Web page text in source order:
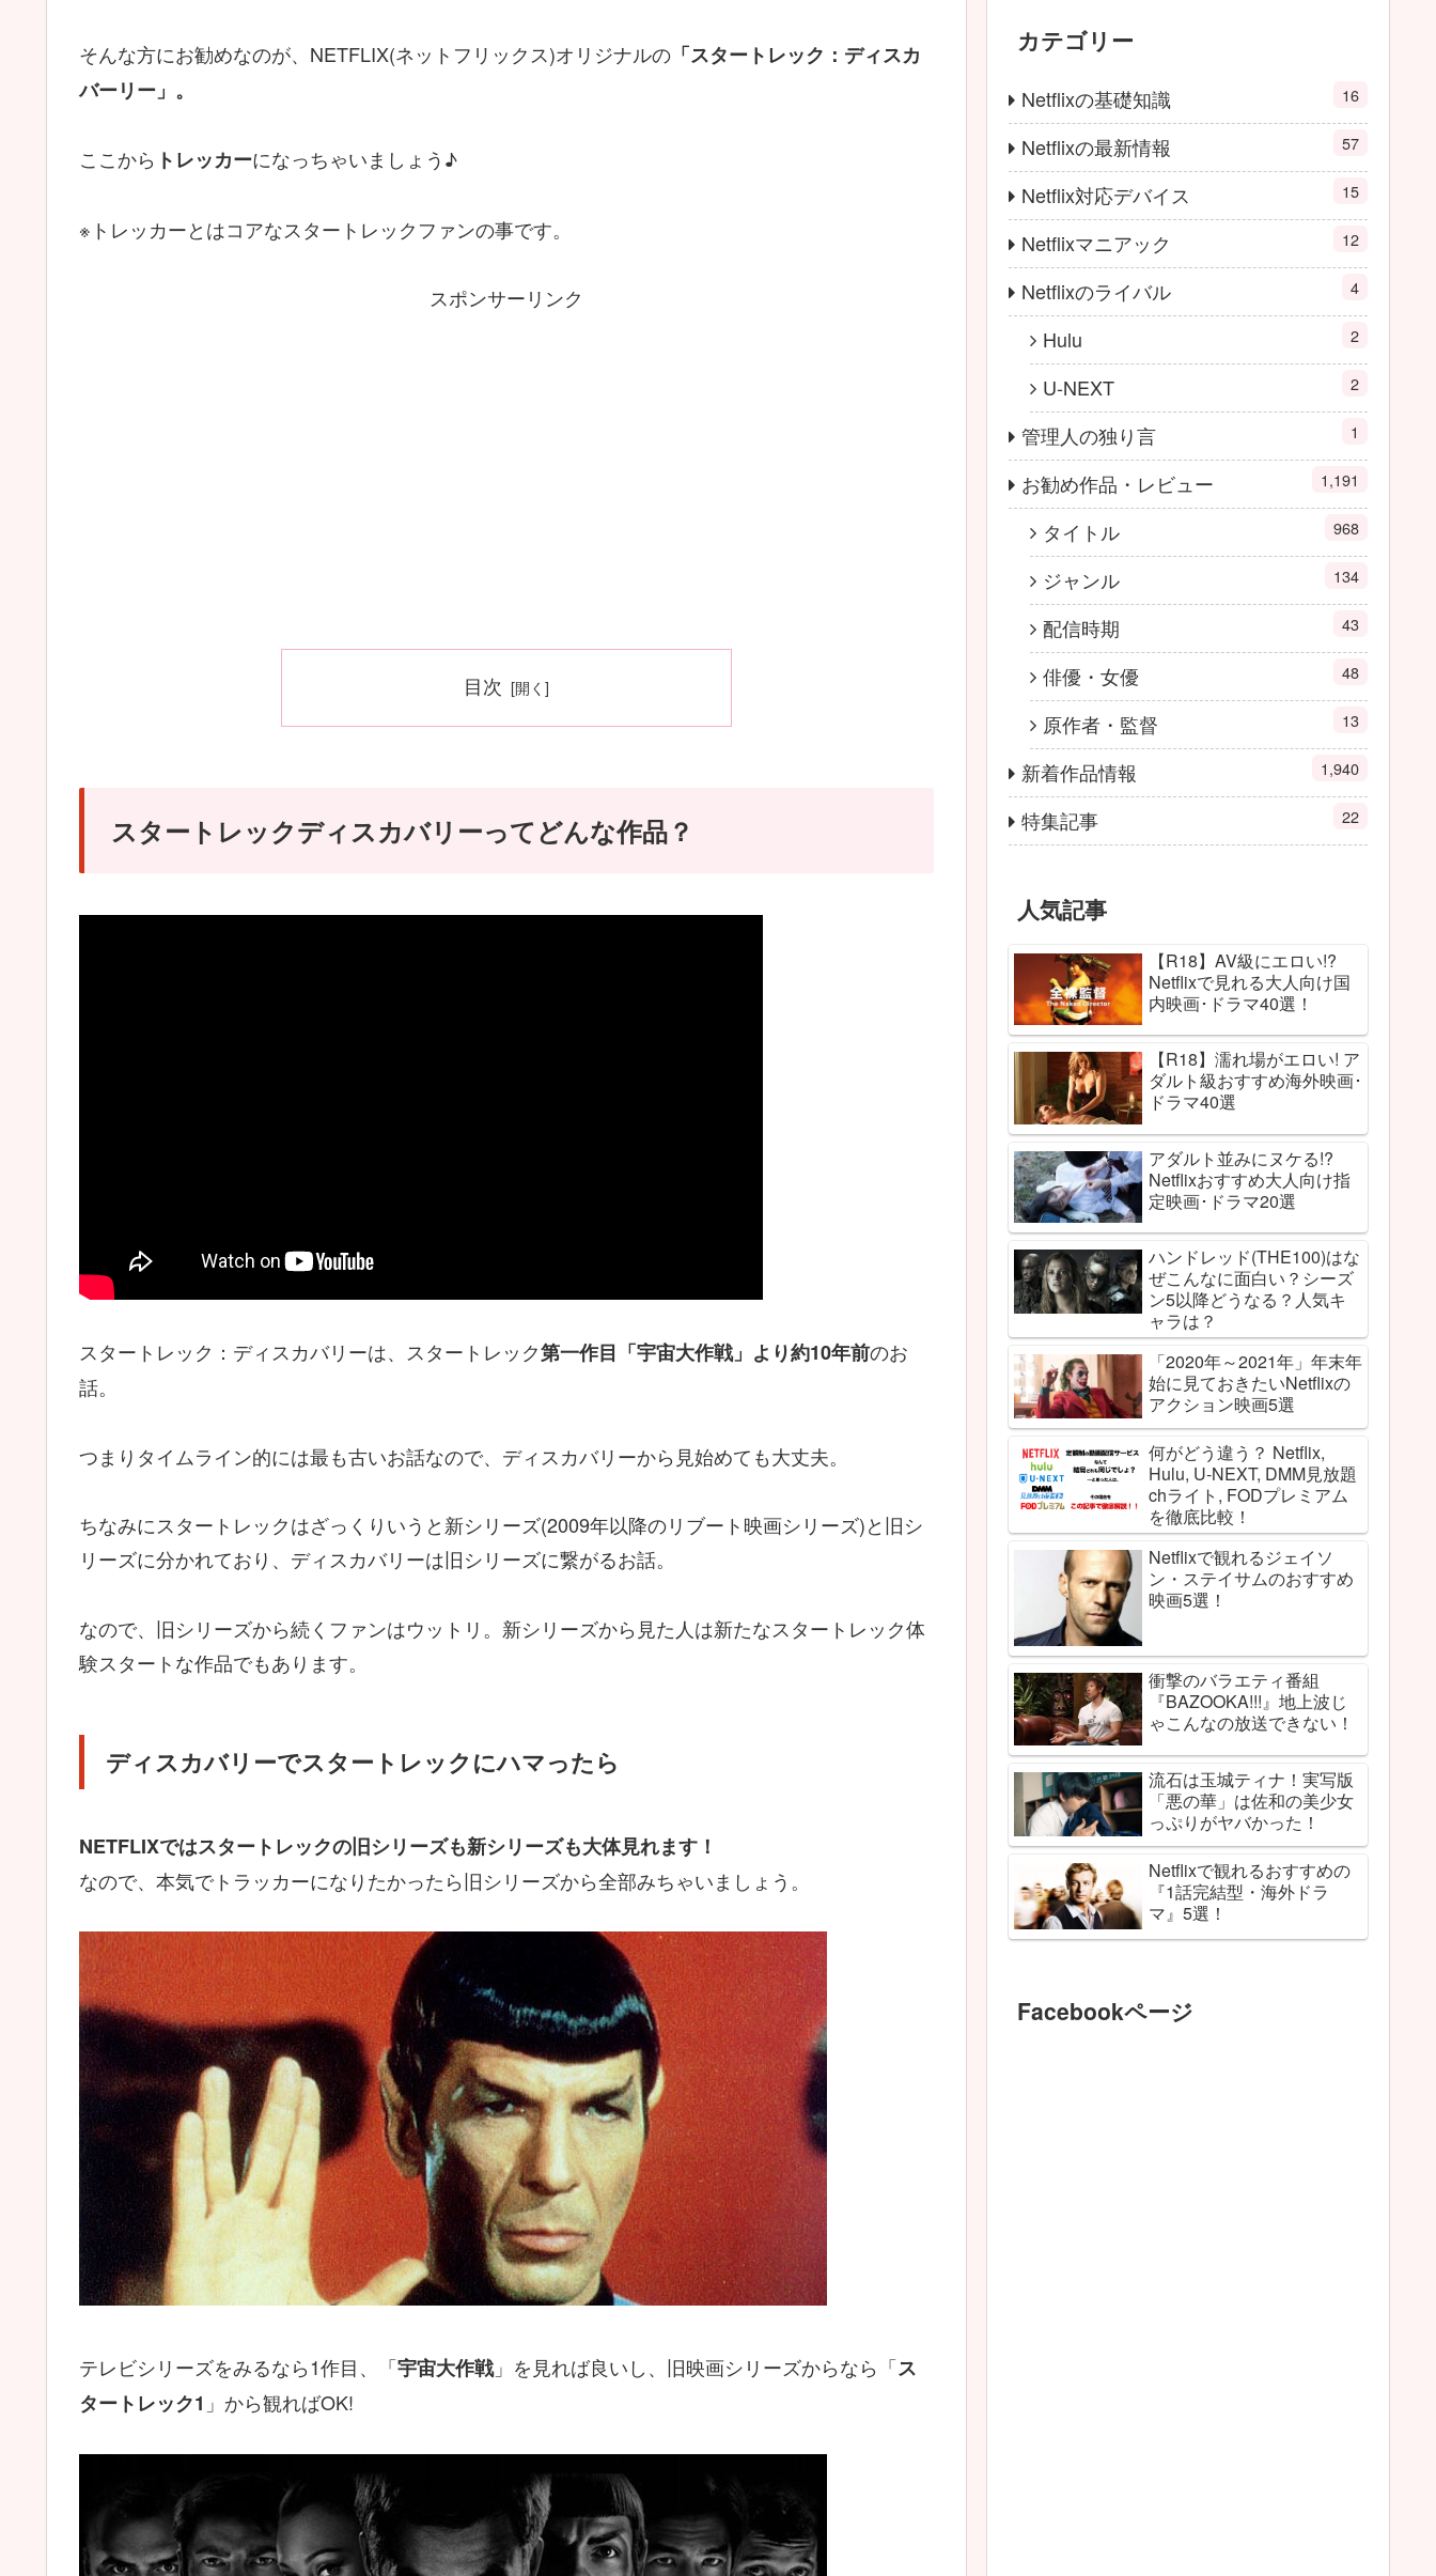
そんな方にお勧めなのが、NETFLIX(ネットフリックス)オリジナルの 「スタートレック：ディスカ
バーリー」。
ここから トレッカーになっちゃいましょう♪
※トレッカーとはコアなスタートレックファンの事です。
スポンサーリンク
目次
スタートレックディスカバリーってどんな作品？
スタートレック：ディスカバリーは、スタートレック第一作目「宇宙大作戦」より約10年前のお
話。
つまりタイムライン的には最も古いお話なので、ディスカバリーから見始めても大丈夫。
ちなみにスタートレックはざっくりいうと新シリーズ(2009年以降のリブート映画シリーズ)と旧シ
リーズに分かれており、ディスカバリーは旧シリーズに繋がるお話。
なので、旧シリーズから続くファンはウットリ。新シリーズから見た人は新たなスタートレック体
験スタートな作品でもあります。
ディスカバリーでスタートレックにハマったら
NETFLIXではスタートレックの旧シリーズも新シリーズも大体見れます！
なので、本気でトラッカーになりたかったら旧シリーズから全部みちゃいましょう。
テレビシリーズをみるなら1作目、「宇宙大作戦」を見れば良いし、旧映画シリーズからなら「ス
タートレック1 」から観ればOK!
カテゴリー
Netflixの基礎知識 16
Netflixの最新情報 57
Netflix対応デバイス 15
Netflixマニアック 12
Netflixのライバル 4
Hulu 2
U-NEXT 2
管理人の独り言 1
お勧め作品・レビュー 1,191
タイトル 968
ジャンル 134
配信時期 43
俳優・女優 48
原作者・監督 13
新着作品情報 1,940
特集記事 22
人気記事
【R18】AV級にエロい!?
Netflixで見れる大人向け国
内映画･ドラマ40選！
【R18】濡れ場がエロい! ア
ダルト級おすすめ海外映画･
ドラマ40選
アダルト並みにヌケる!?
Netflixおすすめ大人向け指
定映画･ドラマ20選
ハンドレッド(THE100)はな
ぜこんなに面白い？シーズ
ン5以降どうなる？人気キ
ャラは？
「2020年～2021年」年末年
始に見ておきたいNetflixの
アクション映画5選
何がどう違う？ Netflix,
Hulu, U-NEXT, DMM見放題
chライト, FODプレミアム
を徹底比較！
Netflixで観れるジェイソ
ン・ステイサムのおすすめ
映画5選！
衝撃のバラエティ番組
『BAZOOKA!!!』地上波じ
ゃこんなの放送できない！
流石は玉城ティナ！実写版
「悪の華」は佐和の美少女
っぷりがヤバかった！
Netflixで観れるおすすめの
『1話完結型・海外ドラ
マ』5選！
Facebookページ